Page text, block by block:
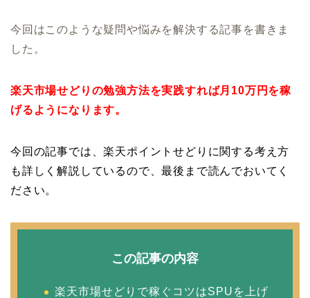
今回はこのような疑問や悩みを解決する記事を書きま
した。
楽天市場せどりの勉強方法を実践すれば月10万円を稼
げるようになります。
今回の記事では、楽天ポイントせどりに関する考え方
も詳しく解説しているので、最後まで読んでおいてく
ださい。
この記事の内容
楽天市場せどりで稼ぐコツはSPUを上げ